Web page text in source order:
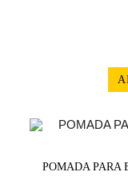
POMADA PARA